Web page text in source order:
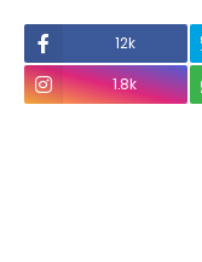
12k
1.8k